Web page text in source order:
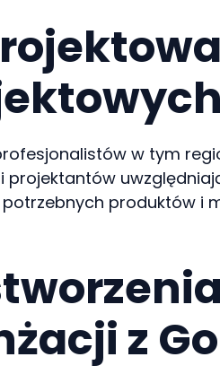
w tym
projektantów
produktów i
z